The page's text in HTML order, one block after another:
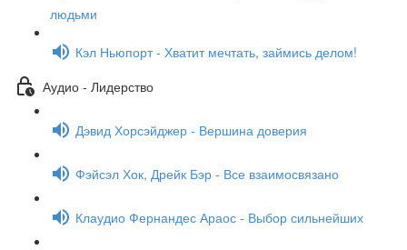
людьми
Кэл Ньюпорт - Хватит мечтать, займись делом!
Аудио - Лидерство
Дэвид Хорсэйджер - Вершина доверия
Фэйсэл Хок, Дрейк Бэр - Все взаимосвязано
Клаудио Фернандес Араос - Выбор сильнейших